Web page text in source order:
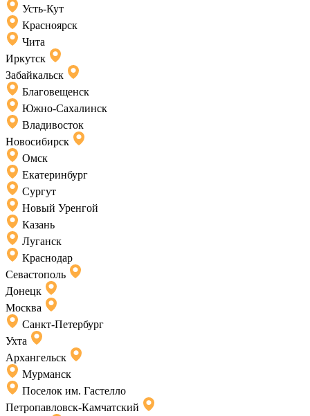
Усть-Кут
Красноярск
Чита
Иркутск
Забайкальск
Благовещенск
Южно-Сахалинск
Владивосток
Новосибирск
Омск
Екатеринбург
Сургут
Новый Уренгой
Казань
Луганск
Краснодар
Севастополь
Донецк
Москва
Санкт-Петербург
Ухта
Архангельск
Мурманск
Поселок им. Гастелло
Петропавловск-Камчатский